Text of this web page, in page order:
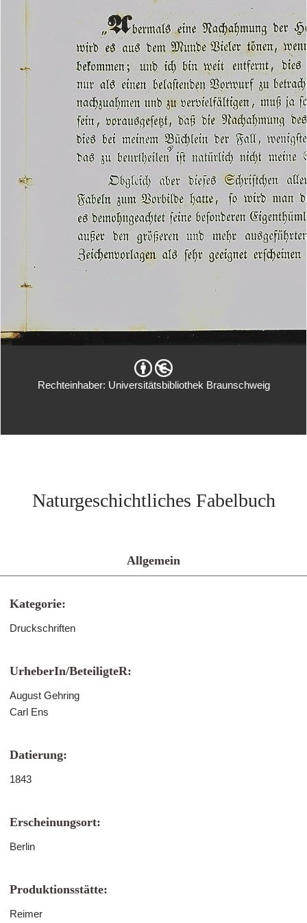
Rechteinhaber: Universitätsbibliothek Braunschweig
Naturgeschichtliches Fabelbuch
Allgemein
Kategorie:
Druckschriften
UrheberIn/BeteiligteR:
August Gehring
Carl Ens
Datierung:
1843
Erscheinungsort:
Berlin
Produktionsstätte:
Reimer